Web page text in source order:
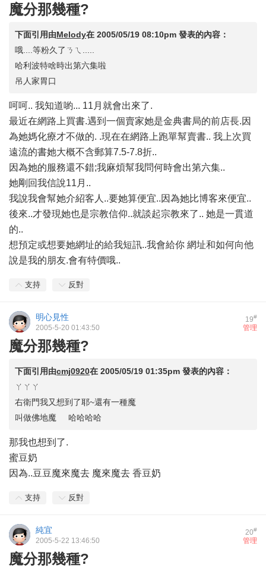
魔分那幾種?
下面引用由Melody在 2005/05/19 08:10pm 發表的內容：
哦....等粉久了ㄋㄟ.....
哈利波特啥時出第六集啦
吊人家胃口
呵呵.. 我知道喲... 11月就會出來了.
最近在網路上買書.遇到一個賣家她是金典書局的前店長.因
為她媽化療才不做的. .現在在網路上跑單幫賣書.. 我上次買
遠流的書她大概不含郵算7.5-7.8折..
因為她的服務還不錯;我麻煩幫我問何時會出第六集..
她剛回我信說11月..
我說我會幫她介紹客人..要她算便宜..因為她比博客來便宜..
後來..才發現她也是宗教信仰..就談起宗教來了.. 她是一貫道
的..
想預定或想要她網址的給我短訊..我會給你 網址和如何向他
說是我的朋友.會有特價哦..
支持 反對
19#
明心見性
管理
2005-5-20 01:43:50
魔分那幾種?
下面引用由cmj0920在 2005/05/19 01:35pm 發表的內容：
ㄚㄚㄚ
右衛門我又想到了耶~還有一種魔
叫做佛地魔 哈哈哈哈
那我也想到了.
蜜豆奶
因為..豆豆魔來魔去 魔來魔去 香豆奶
支持 反對
20#
純宜
管理
2005-5-22 13:46:50
魔分那幾種?